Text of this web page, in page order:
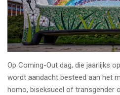
Op Coming-Out dag, die jaarlijks
wordt aandacht besteed aan het
homo, biseksueel of transgender